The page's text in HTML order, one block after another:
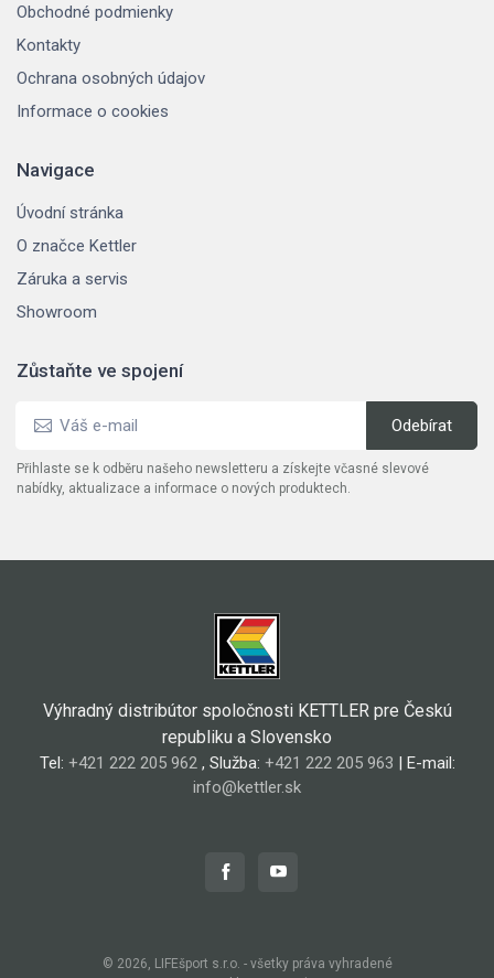
Obchodné podmienky
Kontakty
Ochrana osobných údajov
Informace o cookies
Navigace
Úvodní stránka
O značce Kettler
Záruka a servis
Showroom
Zůstaňte ve spojení
Přihlaste se k odběru našeho newsletteru a získejte včasné slevové
nabídky, aktualizace a informace o nových produktech.
Výhradný distribútor spoločnosti KETTLER pre Českú
republiku a Slovensko
Tel: +421 222 205 962, Služba: +421 222 205 963 | E-mail:
info@kettler.sk
© 2026, LIFEšport s.r.o. - všetky práva vyhradené